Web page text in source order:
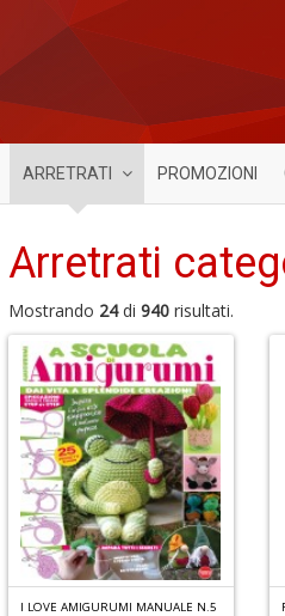
ARRETRATI PROMOZIONI
Arretrati
Mostrando 24di 940risultati.
I LOVE AMIGURUMI MANUALE N.5